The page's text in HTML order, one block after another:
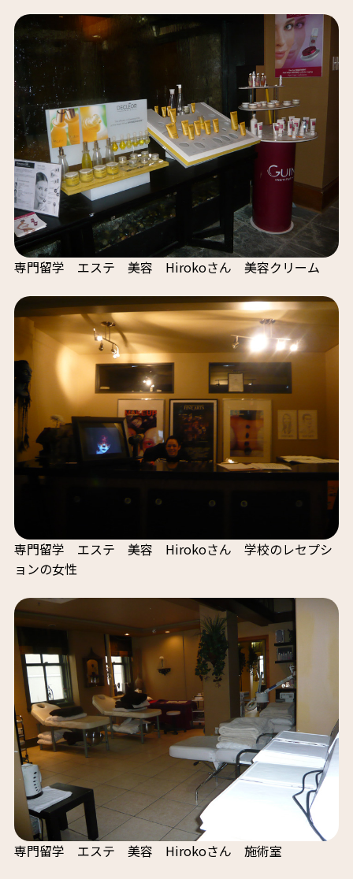
専門留学 エステ 美容 Hirokoさん 美容クリーム
専門留学 エステ 美容 Hirokoさん 学校のレセプシ
ョンの女性
専門留学 エステ 美容 Hirokoさん 施術室